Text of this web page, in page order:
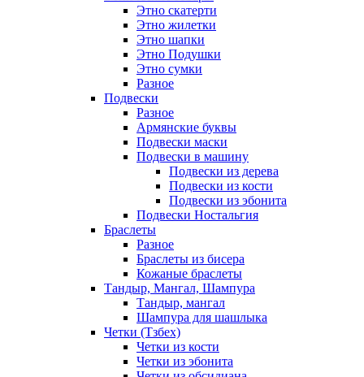
Этно скатерти
Этно жилетки
Этно шапки
Этно Подушки
Этно сумки
Разное
Подвески
Разное
Армянские буквы
Подвески маски
Подвески в машину
Подвески из дерева
Подвески из кости
Подвески из эбонита
Подвески Ностальгия
Браслеты
Разное
Браслеты из бисера
Кожаные браслеты
Тандыр, Мангал, Шампура
Тандыр, мангал
Шампура для шашлыка
Четки (Тзбех)
Четки из кости
Четки из эбонита